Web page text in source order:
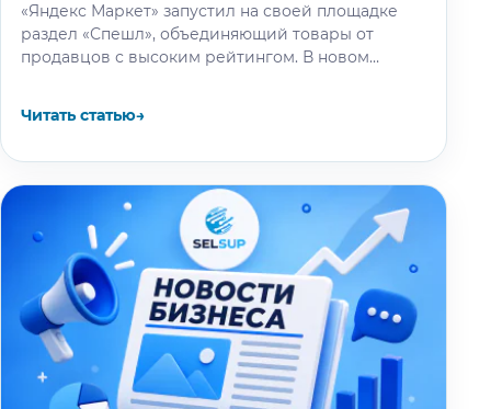
«Яндекс Маркет» запустил на своей площадке
раздел «Спешл», объединяющий товары от
продавцов с высоким рейтингом. В новом
Читать статью→